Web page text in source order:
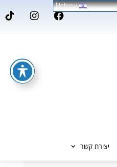
יצירת קשר
Hebrew